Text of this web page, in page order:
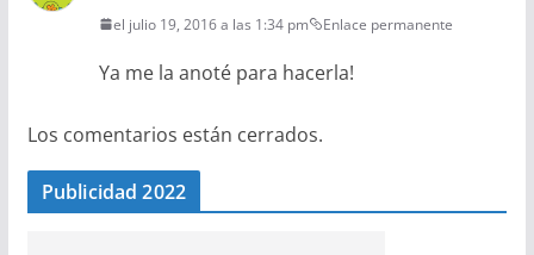
el julio 19, 2016 a las 1:34 pm Enlace permanente
Ya me la anoté para hacerla!
Los comentarios están cerrados.
Publicidad 2022